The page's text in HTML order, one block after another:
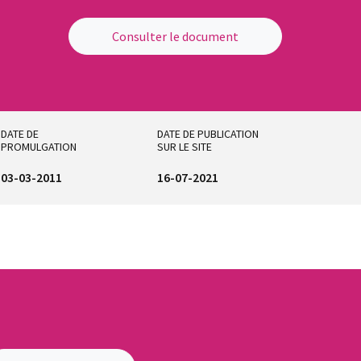
Consulter le document
DATE DE
PROMULGATION
03-03-2011
DATE DE PUBLICATION
SUR LE SITE
16-07-2021